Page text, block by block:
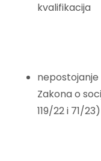
kvalifikacija
nepostojanje
Zakona o
119/22 i 71/23)